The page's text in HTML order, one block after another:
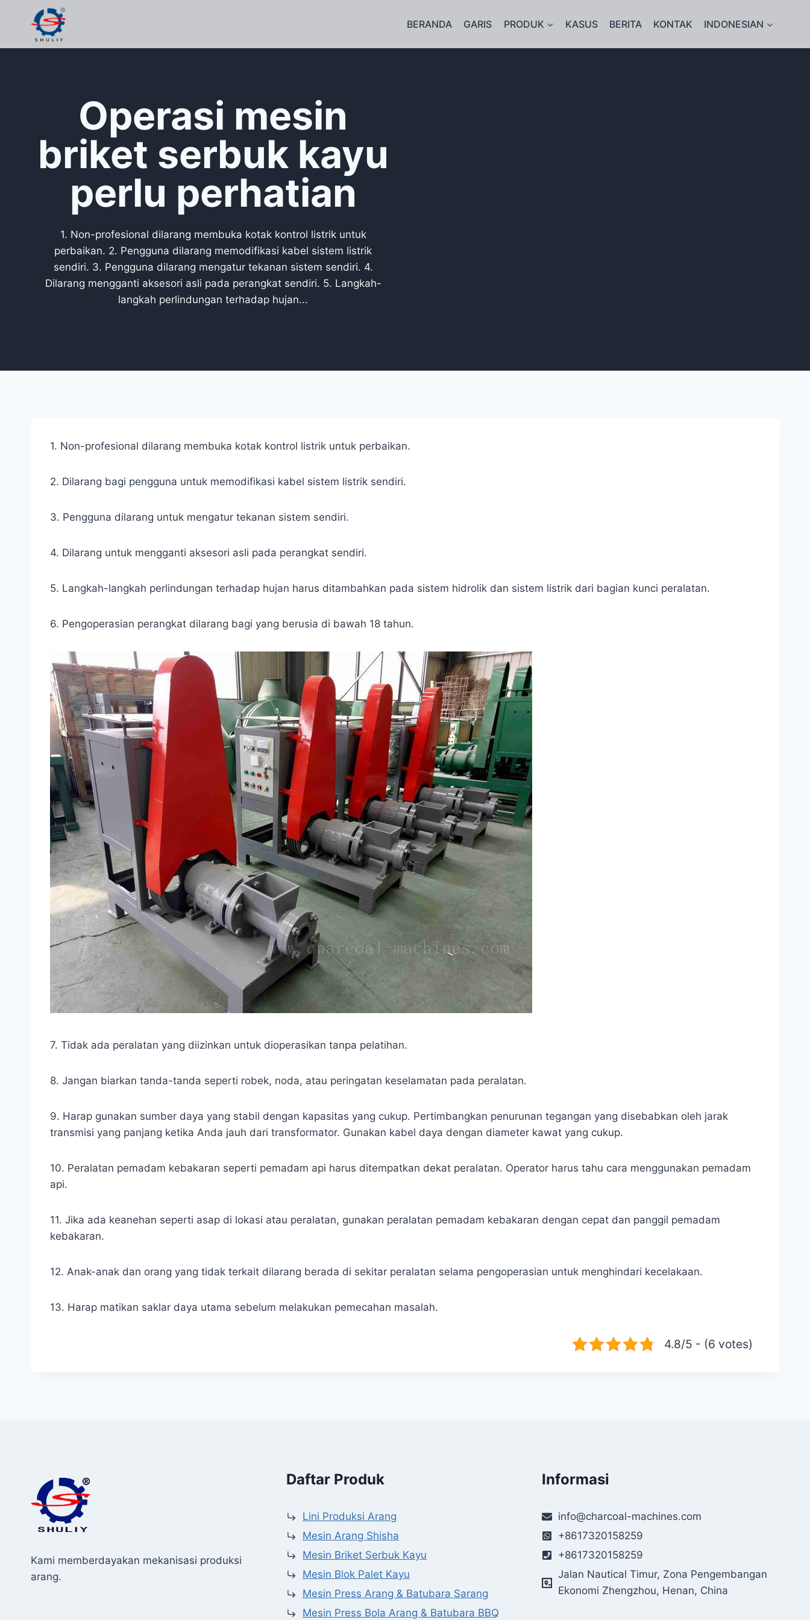
content
BERANDA GARIS PRODUK KASUS BERITA KONTAK INDONESIAN
Operasi mesin
briket serbuk kayu
perlu perhatian
1. Non-profesional dilarang membuka kotak kontrol listrik untuk
perbaikan. 2. Pengguna dilarang memodifikasi kabel sistem listrik
sendiri. 3. Pengguna dilarang mengatur tekanan sistem sendiri. 4.
Dilarang mengganti aksesori asli pada perangkat sendiri. 5. Langkah-
langkah perlindungan terhadap hujan...
1. Non-profesional dilarang membuka kotak kontrol listrik untuk perbaikan.
2. Dilarang bagi pengguna untuk memodifikasi kabel sistem listrik sendiri.
3. Pengguna dilarang untuk mengatur tekanan sistem sendiri.
4. Dilarang untuk mengganti aksesori asli pada perangkat sendiri.
5. Langkah-langkah perlindungan terhadap hujan harus ditambahkan pada sistem hidrolik dan sistem listrik dari bagian kunci peralatan.
6. Pengoperasian perangkat dilarang bagi yang berusia di bawah 18 tahun.
7. Tidak ada peralatan yang diizinkan untuk dioperasikan tanpa pelatihan.
8. Jangan biarkan tanda-tanda seperti robek, noda, atau peringatan keselamatan pada peralatan.
9. Harap gunakan sumber daya yang stabil dengan kapasitas yang cukup. Pertimbangkan penurunan tegangan yang disebabkan oleh jarak
transmisi yang panjang ketika Anda jauh dari transformator. Gunakan kabel daya dengan diameter kawat yang cukup.
10. Peralatan pemadam kebakaran seperti pemadam api harus ditempatkan dekat peralatan. Operator harus tahu cara menggunakan pemadam
api.
11. Jika ada keanehan seperti asap di lokasi atau peralatan, gunakan peralatan pemadam kebakaran dengan cepat dan panggil pemadam
kebakaran.
12. Anak-anak dan orang yang tidak terkait dilarang berada di sekitar peralatan selama pengoperasian untuk menghindari kecelakaan.
13. Harap matikan saklar daya utama sebelum melakukan pemecahan masalah.
4.8/5 - (6 votes)
Kami memberdayakan mekanisasi produksi
arang.
Daftar Produk
Lini Produksi Arang
Mesin Arang Shisha
Mesin Briket Serbuk Kayu
Mesin Blok Palet Kayu
Mesin Press Arang & Batubara Sarang
Mesin Press Bola Arang & Batubara BBQ
Informasi
info@charcoal-machines.com
+8617320158259
+8617320158259
Jalan Nautical Timur, Zona Pengembangan
Ekonomi Zhengzhou, Henan, China